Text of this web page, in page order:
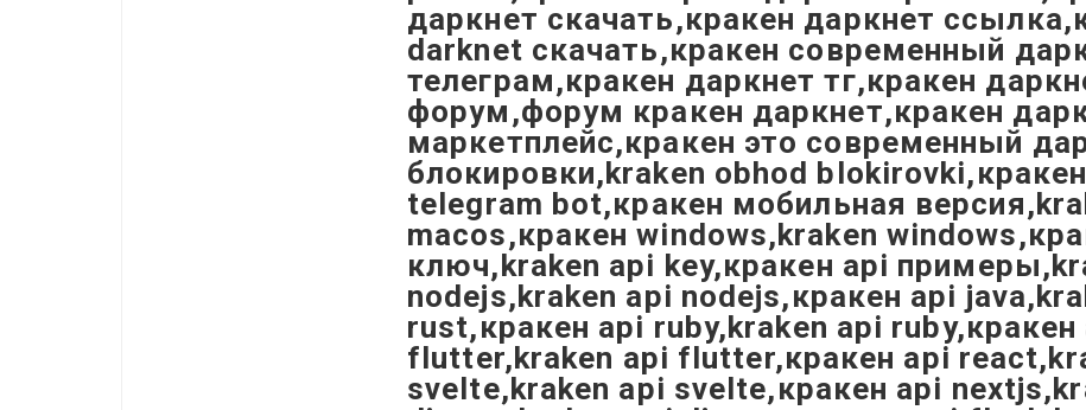
даркнет скачать,кракен даркнет
darknet скачать,кракен современный
телеграм,кракен даркнет тг,кракен
форум,форум кракен даркнет,кракен
маркетплейс,кракен это современный
блокировки,kraken obhod
telegram bot,кракен мобильная
macos,кракен windows,kraken
ключ,kraken api key,кракен api
nodejs,kraken api nodejs,кракен api
rust,кракен api ruby,kraken api
flutter,kraken api flutter,кракен api
svelte,kraken api svelte,кракен api